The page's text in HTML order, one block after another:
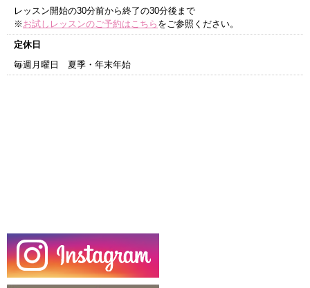
レッスン開始の30分前から終了の30分後まで
※ お試しレッスンのご予約はこちら をご参照ください。
定休日
毎週月曜日 夏季・年末年始